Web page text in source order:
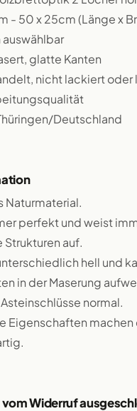
- 50 x 25cm (Länge x
glatte Kanten
nicht lackiert oder
Deutschland
Naturmaterial.
perfekt und weist
auf.
hell und
in der Maserung
normal.
Eigenschaften machen
vom Widerruf